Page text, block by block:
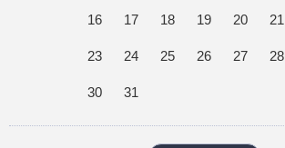
16 17 18 19 20 21
23 24 25 26 27 28
30 31